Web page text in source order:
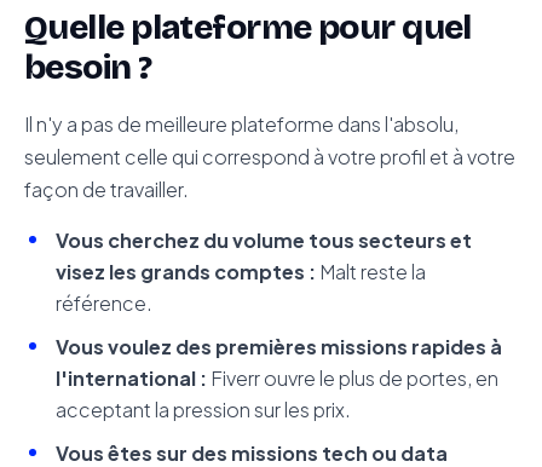
Quelle plateforme pour quel
besoin ?
Il n'y a pas de meilleure plateforme dans l'absolu,
seulement celle qui correspond à votre profil et à votre
façon de travailler.
Vous cherchez du volume tous secteurs et
visez les grands comptes : Malt reste la
référence.
Vous voulez des premières missions rapides à
l'international : Fiverr ouvre le plus de portes, en
acceptant la pression sur les prix.
Vous êtes sur des missions tech ou data